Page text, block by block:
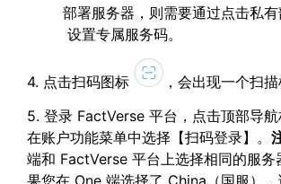
部署服务器，则需要通过点击私
设置专属服务码。
4. 点击扫码图标
，会出现一个扫描
5. 登录 FactVerse 平台，点击顶部导航
在账户功能菜单中选择【扫码登录】。
端和 FactVerse 平台上选择相同的服务